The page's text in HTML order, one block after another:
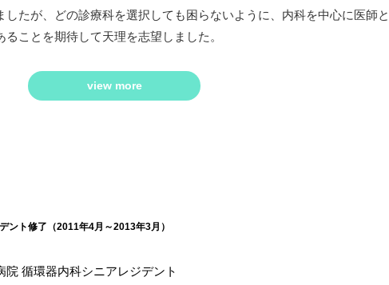
たが、どの診療科を選択しても困らないように、内科を中心に医師
ことを期待して天理を志望しました。
view more
ント修了（2011年4月～2013年3月）
循環器内科シニアレジデント